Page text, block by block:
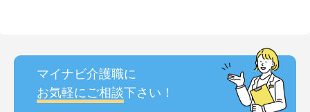
マイナビ介護職に
お気軽にご相談下さい！